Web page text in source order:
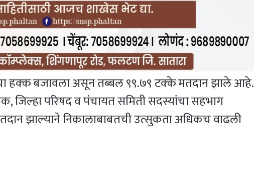
हक्क बजावला असून तब्बल ९९.७९ टक्के मतदान झाले आहे.
जिल्हा परिषद व पंचायत समिती सदस्यांचा सहभाग
झाल्याने निकालाबाबतची उत्सुकता अधिकच वाढली